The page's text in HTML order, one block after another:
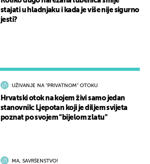
UŽIVANJE NA "PRIVATNOM" OTOKU
Hrvatski otok na kojem živi samo jedan
stanovnik: Ljepotan koji je diljem svijeta
poznat po svojem "bijelom zlatu"
MA, SAVRŠENSTVO!
stajati u hladnjaku i kada je više nije sigurno
jesti?